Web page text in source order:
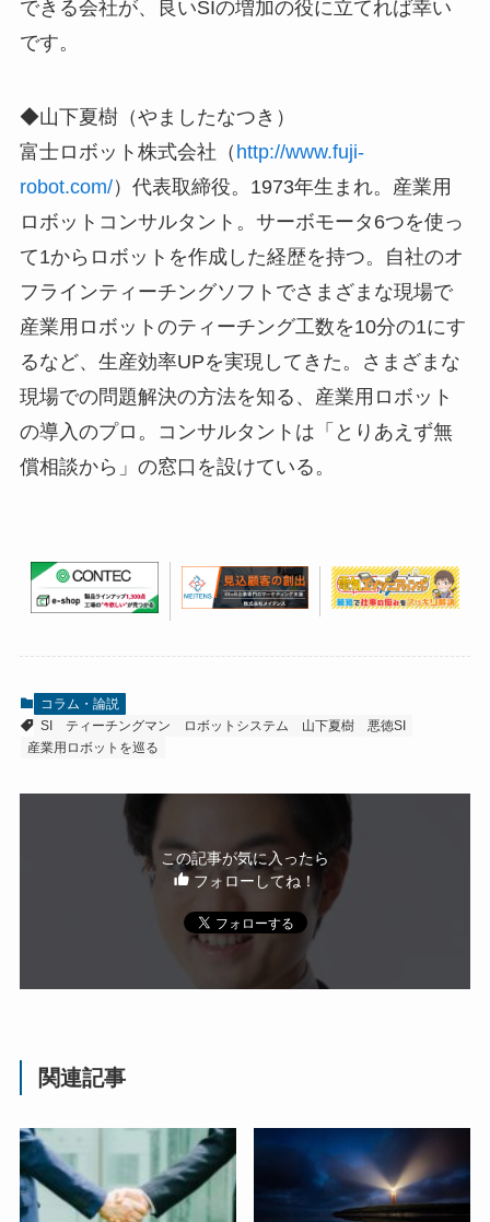
できる会社が、良いSIの増加の役に立てれば幸い
です。
◆山下夏樹（やましたなつき）
富士ロボット株式会社（ http://www.fuji-
robot.com/）代表取締役。1973年生まれ。産業用
ロボットコンサルタント。サーボモータ6つを使っ
て1からロボットを作成した経歴を持つ。自社のオ
フラインティーチングソフトでさまざまな現場で
産業用ロボットのティーチング工数を10分の1にす
るなど、生産効率UPを実現してきた。さまざまな
現場での問題解決の方法を知る、産業用ロボット
の導入のプロ。コンサルタントは「とりあえず無
償相談から」の窓口を設けている。
コラム・論説
SI
ティーチングマン ロボットシステム 山下夏樹
悪徳SI
産業用ロボットを巡る
この記事が気に入ったら
フォローしてね！
関連記事